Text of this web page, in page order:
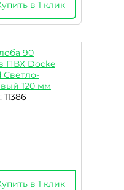
в 1 клик
90
ПВХ Docke
Светло-
120 мм
в 1 клик